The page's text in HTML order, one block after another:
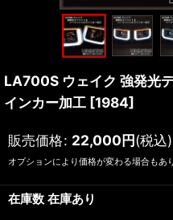
LA700S ウェイク 強発光
インカー加工 [1984]
販売価格: 22,000円(税込)
オプションにより価格が変わる場合もあ
在庫数 在庫あり